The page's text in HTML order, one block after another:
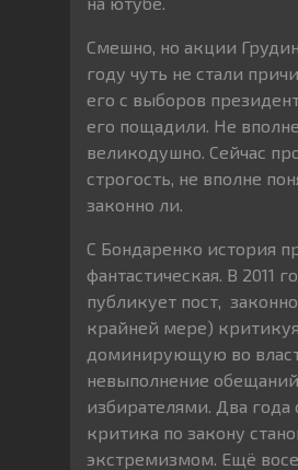
Смешно, но акции
году чуть не стали
его с выборов
его пощадили. Не
великодушно. Сейчас
строгость, не вполне
законно ли.
С Бондаренко история
фантастическая. В 2011
публикует пост,
крайней мере) критикуя
доминирующую во
невыполнение
избирателями. Два года
критика по закону
экстремизмом. Ещё